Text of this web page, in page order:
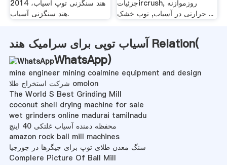
2014 هند سنگزنی توپ آسیاب،
هند سنگزنی آسیاب.
جزئیاتircrush, روزموازنه
حرارتی در آسیاب, توپ خشک ...
آسیاب توپی برای سرامیک هند Relation(
WhatsApp)
mine engineer mining coalmine equipment and design
شرکت استخراج طلا omolon
The World S Best Grinding Mill
coconut shell drying machine for sale
wet grinders online madurai tamilnadu
محفظه دمنده آسیاب غلتکی 40 اینچ
amazon rock ball mill machines
سنگ معدن طلای توپ برای جیگرها در جورجیا
Complere Picture Of Ball Mill